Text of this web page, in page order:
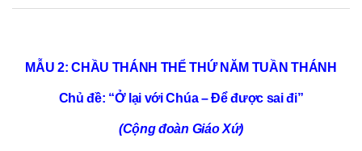
MẪU 2: CHẦU THÁNH THỂ THỨ NĂM TUẦN THÁNH
Chủ đề: “Ở lại với Chúa – Để được sai đi”
(Cộng đoàn Giáo Xứ)